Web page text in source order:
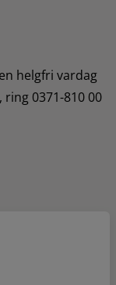
helgfri vardag
0371-810 00